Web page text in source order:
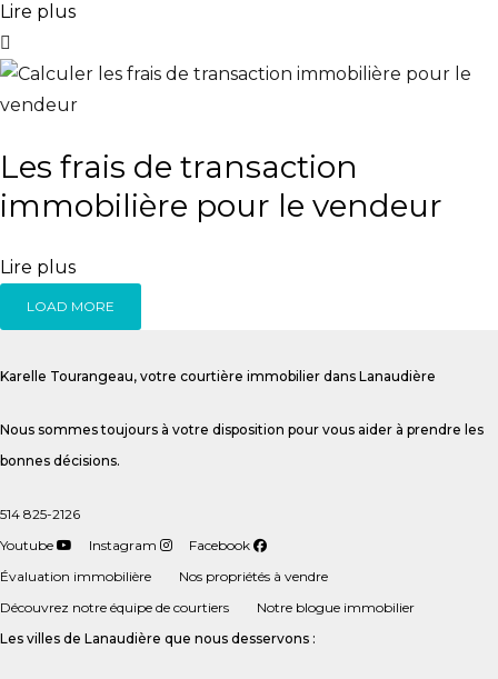
Lire plus
Les frais de transaction
immobilière pour le vendeur
Lire plus
LOAD MORE
Karelle Tourangeau, votre courtière immobilier dans Lanaudière
Nous sommes toujours à votre disposition pour vous aider à prendre les
bonnes décisions.
514 825-2126
Youtube
Instagram
Facebook
Évaluation immobilière
Nos propriétés à vendre
Découvrez notre équipe de courtiers
Notre blogue immobilier
Les villes de Lanaudière que nous desservons :